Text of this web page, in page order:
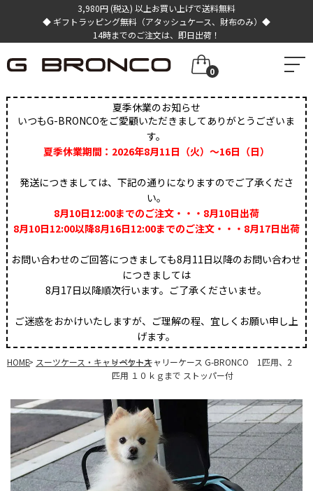
3,980円 (税込) 以上お買い上げで送料無料
◆ ギフトラッピング無料（アタッシュケース、財布のみ）◆
14時までのご注文は、即日出荷！
0
夏季休業のお知らせ
いつもG-BRONCOをご愛顧いただきましてありがとうございま
す。
夏季休業期間：2026年8月11日（火）～16日（日）
発送につきましては、下記の通りになりますのでご了承くださ
い。
8月10日12:00までのご注文・・・8月10日出荷
8月10日12:00以降8月16日12:00までのご注文・・・8月17日出荷
お問い合わせのご回答につきましても8月11日以降のお問い合わせ
につきましては
8月17日以降順次行います。ご了承くださいませ。
ご迷惑をおかけいたしますが、ご理解の程、宜しくお願い申し上
げます。
HOME スーツケース・キャリーケースペットキャリーケース G-BRONCO 1匹用、2
匹用 １０ｋｇまで ストッパー付